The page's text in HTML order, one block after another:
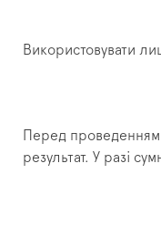
Використовувати
Перед проведенням
результат. У разі